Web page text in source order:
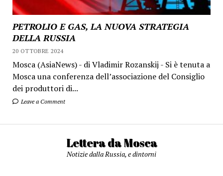
PETROLIO E GAS, LA NUOVA STRATEGIA
DELLA RUSSIA
20 OTTOBRE 2024
Mosca (AsiaNews) - di Vladimir Rozanskij - Si è tenuta a
Mosca una conferenza dell’associazione del Consiglio
dei produttori di...
Leave a Comment
Lettera da Mosca
Notizie dalla Russia, e dintorni